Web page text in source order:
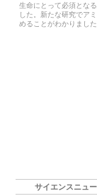
生命にとって必須とな
した。新たな研究でア
めることがわかりました
サイエンスニュ